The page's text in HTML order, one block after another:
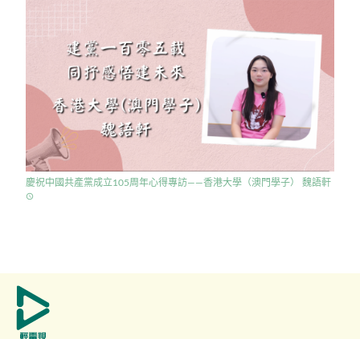
慶祝中國共產黨成立105周年心得專訪——香港大學（澳門學子） 魏語軒
access_time